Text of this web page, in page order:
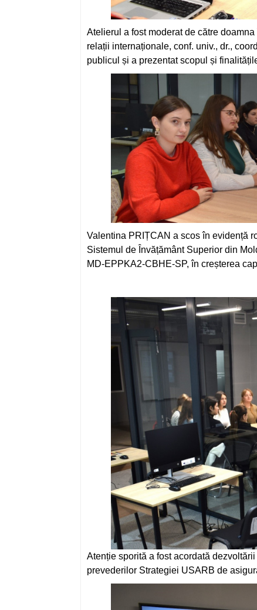
Atelierul a fost moderat de către
relații internaționale, conf. univ., dr.,
publicul și a prezentat scopul și
Valentina PRIȚCAN a scos în evidență
Sistemul de Învățământ Superior din
MD-EPPKA2-CBHE-SP, în creșterea
Atenție sporită a fost acordată
prevederilor Strategiei USARB de